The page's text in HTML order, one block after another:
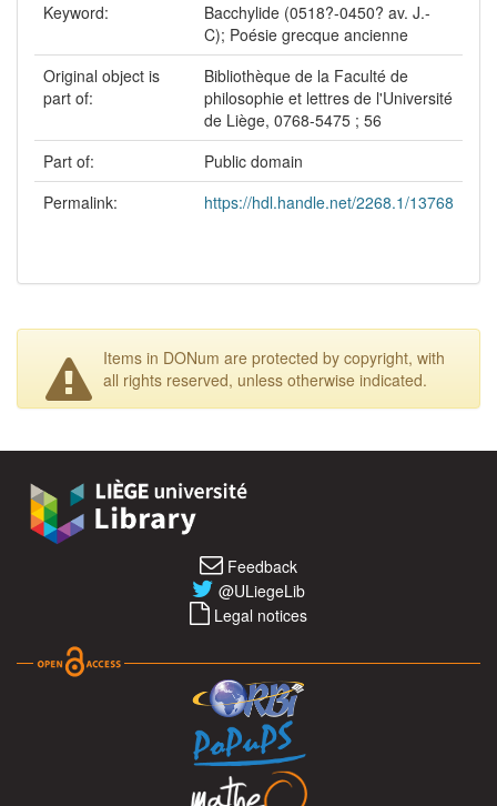
Keyword:
Bacchylide (0518?-0450? av. J.-
C); Poésie grecque ancienne
Original object is
part of:
Bibliothèque de la Faculté de
philosophie et lettres de l'Université
de Liège, 0768-5475 ; 56
Part of:
Public domain
Permalink:
https://hdl.handle.net/2268.1/13768
Items in DONum are protected by copyright, with
all rights reserved, unless otherwise indicated.
Feedback
@ULiegeLib
Legal notices